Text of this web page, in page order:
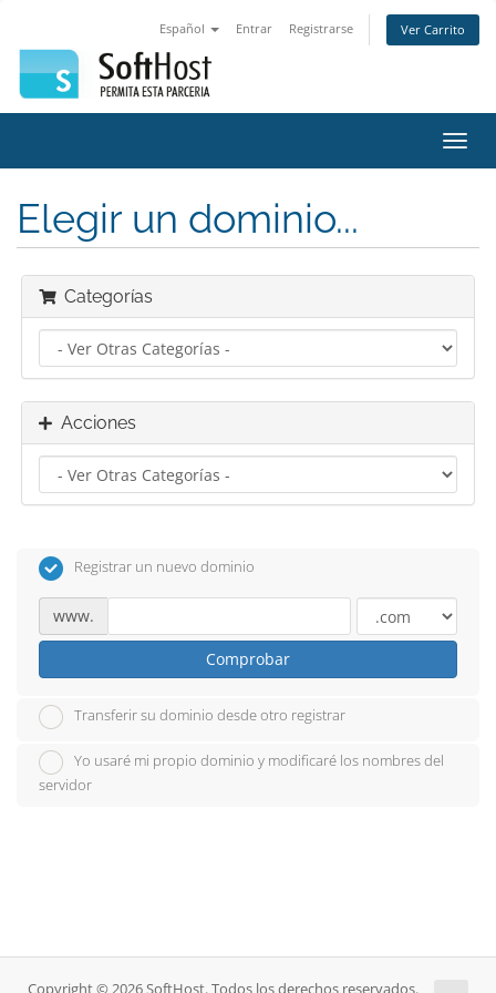
Español Entrar Registrarse Ver Carrito
Elegir un dominio...
Categorías
Acciones
Registrar un nuevo dominio
www.
Comprobar
Transferir su dominio desde otro registrar
Yo usaré mi propio dominio y modificaré los nombres del
servidor
Copyright © 2026 SoftHost. Todos los derechos reservados.